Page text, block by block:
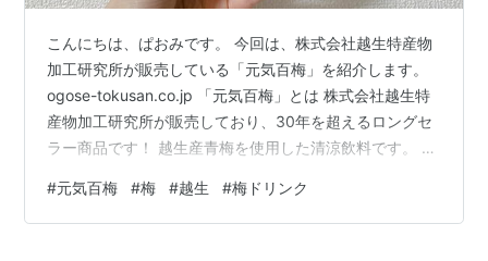
こんにちは、ぱおみです。 今回は、株式会社越生特産物
加工研究所が販売している「元気百梅」を紹介します。
ogose-tokusan.co.jp 「元気百梅」とは 株式会社越生特
産物加工研究所が販売しており、30年を超えるロングセ
ラー商品です！ 越生産青梅を使用した清涼飲料です。 元
を生産してきました。 その歴史を紐解くと、南北朝時代
に九州太宰府から運ばれた梅の木が、広く植えられ栽培
#元気百梅 #梅 #越生 #梅ドリンク